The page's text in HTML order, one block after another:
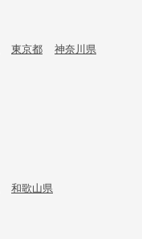
東京都 神奈川県
和歌山県